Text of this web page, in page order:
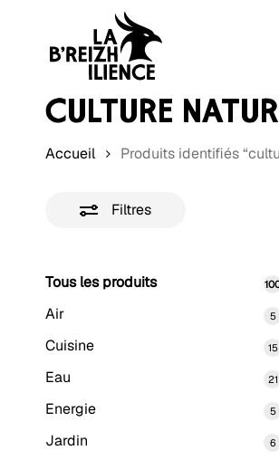
Appuyez sur Entrée pour
CULTURE
Accueil Produits identifiés
Filtres
Tous les produits
Air 55
Cuisine 15
Eau 21
Energie 55
Jardin 66